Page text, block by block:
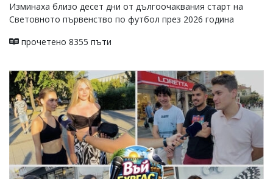
Изминаха близо десет дни от дългоочаквания старт на
Световното първенство по футбол през 2026 година
прочетено 8355 пъти